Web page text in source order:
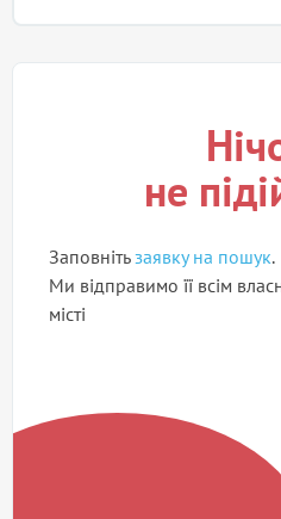
не
Заповнітьзаявку на пошук.
Ми відправимо її всім
місті